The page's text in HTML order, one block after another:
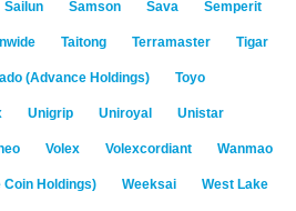
Sailun Samson Sava Semperit
Taitong Terramaster Tigar
(Advance Holdings) Toyo
Unigrip Uniroyal Unistar
Volex Volexcordiant Wanmao
Coin Holdings) Weeksai West Lake